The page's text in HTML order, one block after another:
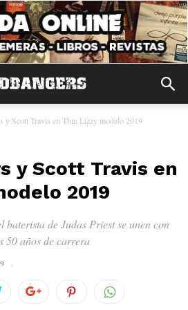
y Scott Travis en Thin Lizzy modelo 2019
y Scott Travis en
2019
baterista de Judas Priest se unen con
50 años de carrera